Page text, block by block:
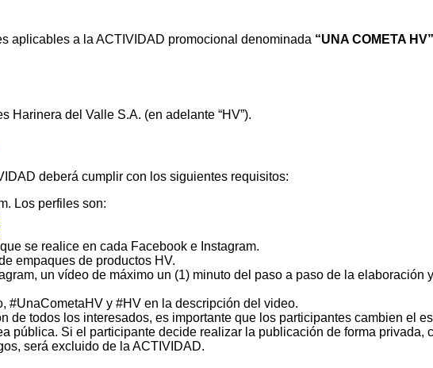
aplicables a la ACTIVIDAD promocional denominada “UNA COMETA HV”
Harinera del Valle S.A. (en adelante “HV”).
deberá cumplir con los siguientes requisitos:
Los perfiles son:
se realice en cada Facebook e Instagram.
empaques de productos HV.
un vídeo de máximo un (1) minuto del paso a paso de la elaboración
#UnaCometaHV y #HV en la descripción del video.
de todos los interesados, es importante que los participantes cambien el
pública. Si el participante decide realizar la publicación de forma privada,
será excluido de la ACTIVIDAD.